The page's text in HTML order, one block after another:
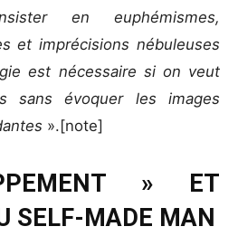
en euphémismes,
et imprécisions nébuleuses
est nécessaire si on veut
sans évoquer les images
».[note]
» ET
SELF-MADE MAN